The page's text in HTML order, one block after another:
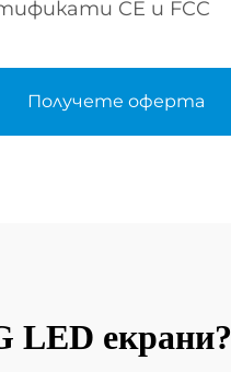
CE и FCC
Получете оферта
LED екрани?